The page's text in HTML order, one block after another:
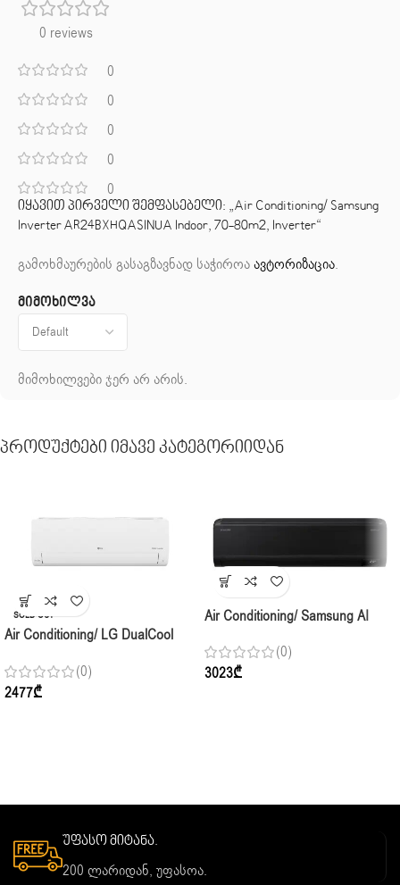
0 reviews
0
0
0
0
0
მიმოხილვა
მიმოხილვები ჯერ არ არის.
იყავით პირველი შემფასებელი: „Air Conditioning/ Samsung
Inverter AR24BXHQASINUA Indoor, 70-80m2, Inverter“
გამოხმაურების გასაგზავნად საჭიროაავტორიზაცია.
Პროდუქტები Იმავე Კატეგორიიდან
SOLD OUT
Air Conditioning/ LG DualCool
70-80კვ2, Indoor + Complect
(0)
2477₾
Air Conditioning/ Samsung AI
(50-60m2) Inverter, Black
(0)
3023₾
უფასო მიტანა.
200 ლარიდან, უფასოა.